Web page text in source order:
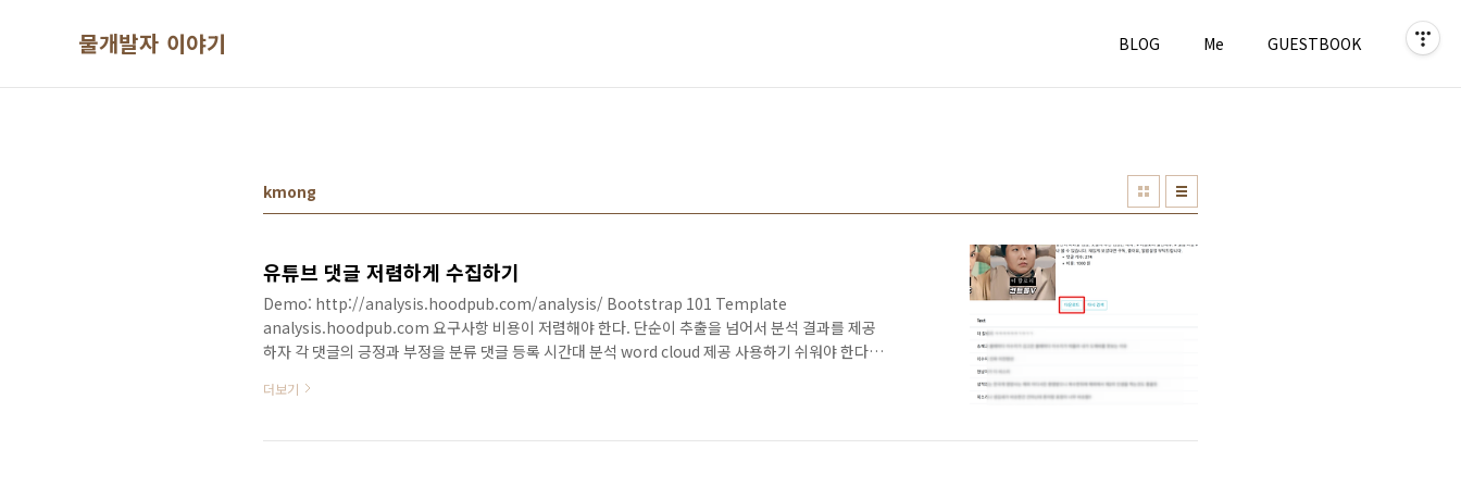
물개발자 이야기 BLOG Me GUESTBOOK
kmong
유튜브 댓글 저렴하게 수집하기
Demo: http://analysis.hoodpub.com/analysis/ Bootstrap 101 Template
analysis.hoodpub.com 요구사항 비용이 저렴해야 한다. 단순이 추출을 넘어서 분석 결과를 제공
하자 각 댓글의 긍정과 부정을 분류 댓글 등록 시간대 분석 word cloud 제공 사용하기 쉬워야 한다.
DB 사용하지 않는다. 개발 기간을 단축하기 위해서 결제는 계좌이체로 진행
더보기